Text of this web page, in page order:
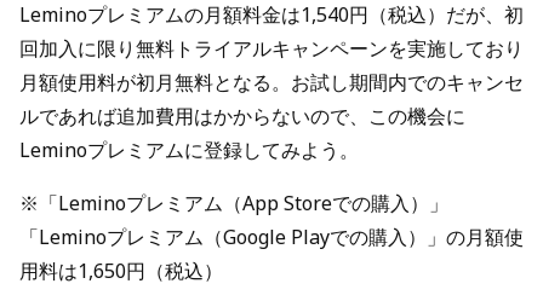
Leminoプレミアムの月額料金は1,540円（税込）だが、初
回加入に限り無料トライアルキャンペーンを実施しており
月額使用料が初月無料となる。お試し期間内でのキャンセ
ルであれば追加費用はかからないので、この機会に
Leminoプレミアムに登録してみよう。
※「Leminoプレミアム（App Storeでの購入）」
「Leminoプレミアム（Google Playでの購入）」の月額使
用料は1,650円（税込）